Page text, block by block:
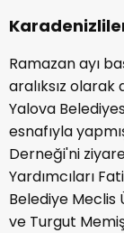
Ramazan ayı
aralıksız
Yalova
esnafıyla
Derneği'ni
Yardımcıları
Belediye Meclis
ve Turgut